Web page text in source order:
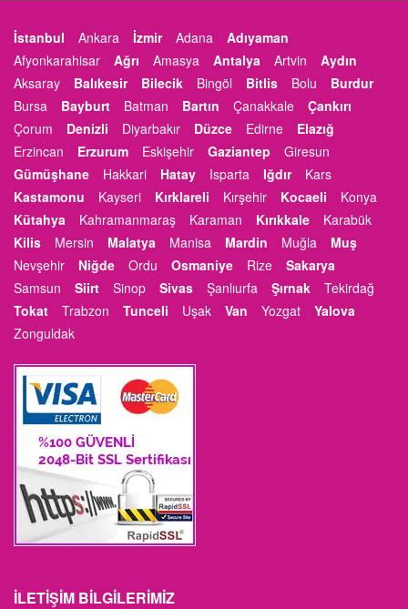
İstanbul Ankara İzmir Adana
Adıyaman
Afyonkarahisar
Ağrı Amasya Antalya Artvin
Aydın
Aksaray
Balıkesir Bilecik Bingöl Bitlis Bolu
Burdur
Bursa
Bayburt Batman Bartın Çanakkale
Çankırı
Çorum
Denizli Diyarbakır Düzce Edirne
Elazığ
Erzincan
Erzurum Eskişehir Gaziantep
Giresun
Gümüşhane
Hakkari Hatay Isparta Iğdır
Kars
Kastamonu
Kayseri Kırklareli Kırşehir Kocaeli
Konya
Kütahya
Kahramanmaraş Karaman Kırıkkale
Karabük
Kilis
Mersin Malatya Manisa Mardin Muğla
Muş
Nevşehir
Niğde Ordu Osmaniye Rize
Sakarya
Samsun
Siirt Sinop Sivas Şanlıurfa Şırnak
Tekirdağ
Tokat
Trabzon Tunceli Uşak Van Yozgat
Yalova
Zonguldak
İLETIŞIM BILGILERIMIZ